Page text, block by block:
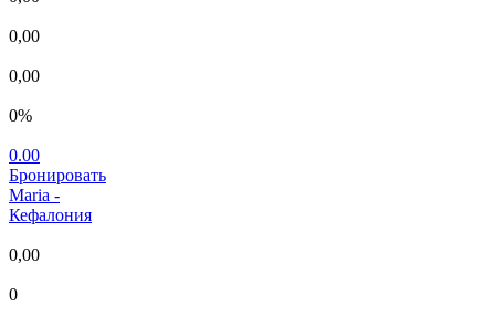
0,00
0,00
0%
0.00
Бронировать
Maria -
Кефалония
0,00
0